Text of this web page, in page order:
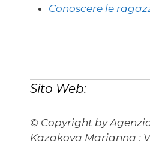
Conoscere le
Sito Web:
© Copyright by
Kazakova Marianna :